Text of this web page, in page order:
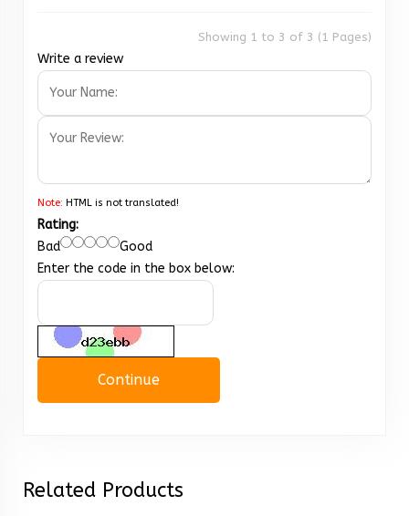
Showing 1 to 3 of 3 (1 Pages)
Write a review
Note: HTML is not translated!
Rating:
Bad
Good
Enter the code in the box below:
Continue
Related Products